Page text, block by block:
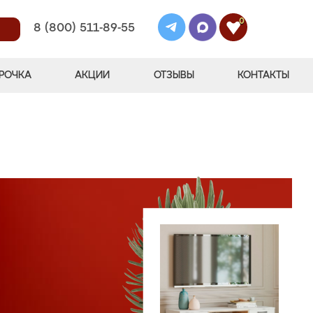
8 (800) 511-89-55
0
АКЦИИ ОТЗЫВЫ КОНТАКТЫ